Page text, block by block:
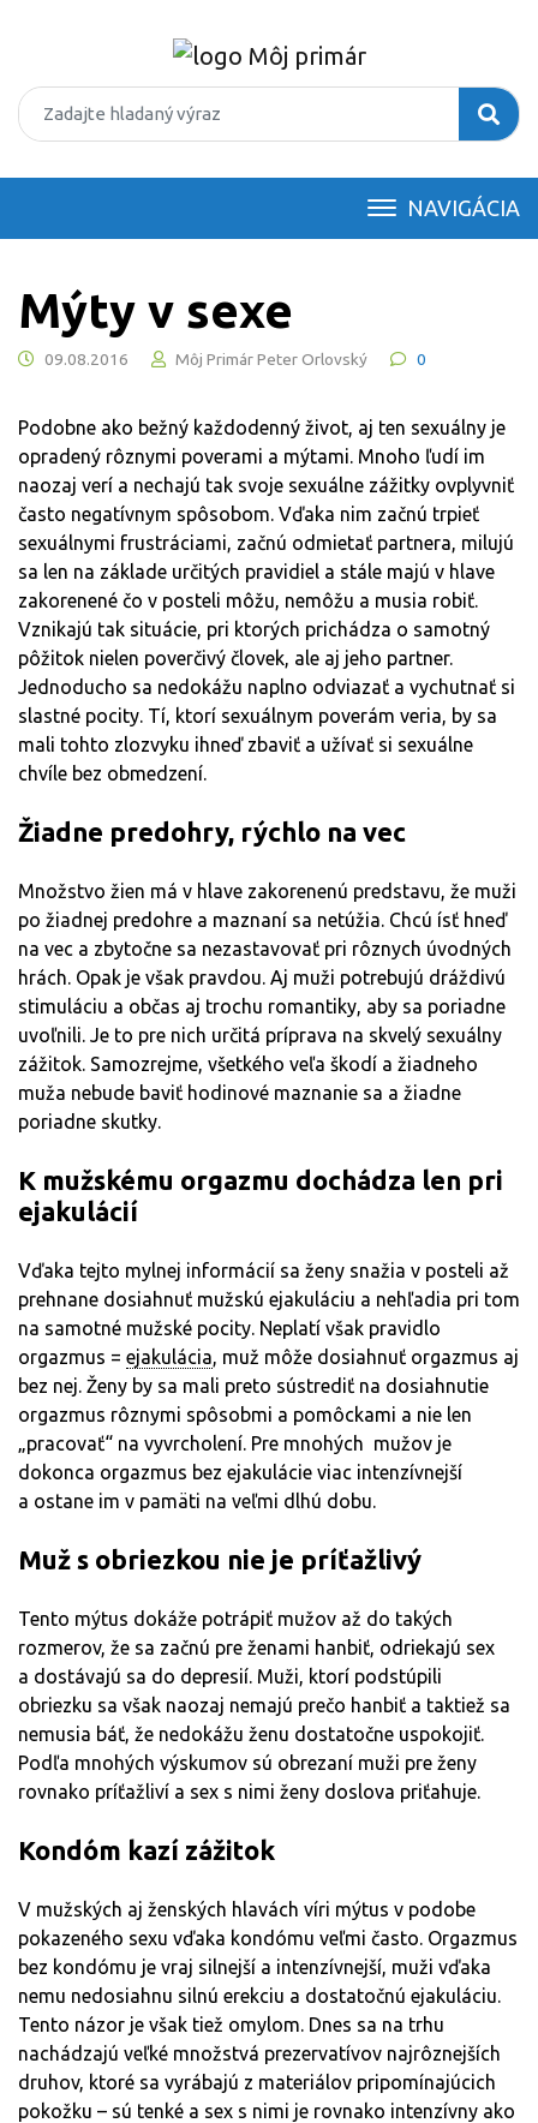
NAVIGÁCIA
Mýty v sexe
09.08.2016 Môj Primár Peter Orlovský 0
Podobne ako bežný každodenný život, aj ten sexuálny je
opradený rôznymi poverami a mýtami. Mnoho ľudí im
naozaj verí a nechajú tak svoje sexuálne zážitky ovplyvniť
často negatívnym spôsobom. Vďaka nim začnú trpieť
sexuálnymi frustráciami, začnú odmietať partnera, milujú
sa len na základe určitých pravidiel a stále majú v hlave
zakorenené čo v posteli môžu, nemôžu a musia robiť.
Vznikajú tak situácie, pri ktorých prichádza o samotný
pôžitok nielen poverčivý človek, ale aj jeho partner.
Jednoducho sa nedokážu naplno odviazať a vychutnať si
slastné pocity. Tí, ktorí sexuálnym poverám veria, by sa
mali tohto zlozvyku ihneď zbaviť a užívať si sexuálne
chvíle bez obmedzení.
Žiadne predohry, rýchlo na vec
Množstvo žien má v hlave zakorenenú predstavu, že muži
po žiadnej predohre a maznaní sa netúžia. Chcú ísť hneď
na vec a zbytočne sa nezastavovať pri rôznych úvodných
hrách. Opak je však pravdou. Aj muži potrebujú dráždivú
stimuláciu a občas aj trochu romantiky, aby sa poriadne
uvoľnili. Je to pre nich určitá príprava na skvelý sexuálny
zážitok. Samozrejme, všetkého veľa škodí a žiadneho
muža nebude baviť hodinové maznanie sa a žiadne
poriadne skutky.
K mužskému orgazmu dochádza len pri
ejakulácií
Vďaka tejto mylnej informácií sa ženy snažia v posteli až
prehnane dosiahnuť mužskú ejakuláciu a nehľadia pri tom
na samotné mužské pocity. Neplatí však pravidlo
orgazmus = ejakulácia, muž môže dosiahnuť orgazmus aj
bez nej. Ženy by sa mali preto sústrediť na dosiahnutie
orgazmus rôznymi spôsobmi a pomôckami a nie len
„pracovať“ na vyvrcholení. Pre mnohých mužov je
dokonca orgazmus bez ejakulácie viac intenzívnejší
a ostane im v pamäti na veľmi dlhú dobu.
Muž s obriezkou nie je príťažlivý
Tento mýtus dokáže potrápiť mužov až do takých
rozmerov, že sa začnú pre ženami hanbiť, odriekajú sex
a dostávajú sa do depresií. Muži, ktorí podstúpili
obriezku sa však naozaj nemajú prečo hanbiť a taktiež sa
nemusia báť, že nedokážu ženu dostatočne uspokojiť.
Podľa mnohých výskumov sú obrezaní muži pre ženy
rovnako príťažliví a sex s nimi ženy doslova priťahuje.
Kondóm kazí zážitok
V mužských aj ženských hlavách víri mýtus v podobe
pokazeného sexu vďaka kondómu veľmi často. Orgazmus
bez kondómu je vraj silnejší a intenzívnejší, muži vďaka
nemu nedosiahnu silnú erekciu a dostatočnú ejakuláciu.
Tento názor je však tiež omylom. Dnes sa na trhu
nachádzajú veľké množstvá prezervatívov najrôznejších
druhov, ktoré sa vyrábajú z materiálov pripomínajúcich
pokožku – sú tenké a sex s nimi je rovnako intenzívny ako